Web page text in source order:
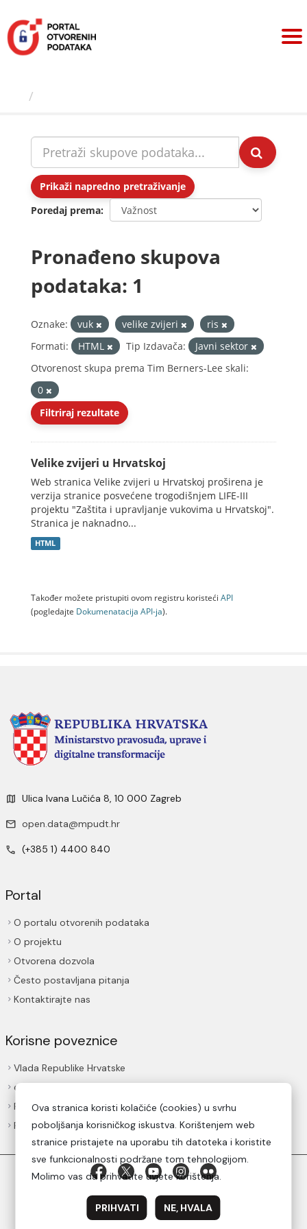
sadržaj
Prikaži napredno pretraživanje
Poredaj prema
Pronađeno skupova
podataka: 1
Oznake: vuk velike zvijeri
ris
Formati:
HTML Tip Izdavača:
Javni sektor
Otvorenost skupa prema Tim Berners-Lee skali:
0
Filtriraj rezultate
Velike zvijeri u Hrvatskoj
Web stranica Velike zvijeri u Hrvatskoj proširena je
verzija stranice posvećene trogodišnjem LIFE-III
projektu "Zaštita i upravljanje vukovima u Hrvatskoj".
Stranica je naknadno...
HTML
Također možete pristupiti ovom registru koristeći API
(pogledajte Dokumenаtаcijа API-jа).